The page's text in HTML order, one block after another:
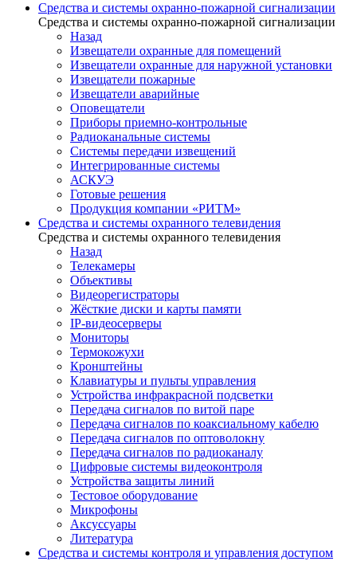
Средства и системы охранно-пожарной сигнализации
Средства и системы охранно-пожарной сигнализации
Назад
Извещатели охранные для помещений
Извещатели охранные для наружной установки
Извещатели пожарные
Извещатели аварийные
Оповещатели
Приборы приемно-контрольные
Радиоканальные системы
Системы передачи извещений
Интегрированные системы
АСКУЭ
Готовые решения
Продукция компании «РИТМ»
Средства и системы охранного телевидения
Средства и системы охранного телевидения
Назад
Телекамеры
Объективы
Видеорегистраторы
Жёсткие диски и карты памяти
IP-видеосерверы
Мониторы
Термокожухи
Кронштейны
Клавиатуры и пульты управления
Устройства инфракрасной подсветки
Передача сигналов по витой паре
Передача сигналов по коаксиальному кабелю
Передача сигналов по оптоволокну
Передача сигналов по радиоканалу
Цифровые системы видеоконтроля
Устройства защиты линий
Тестовое оборудование
Микрофоны
Аксуссуары
Литература
Средства и системы контроля и управления доступом